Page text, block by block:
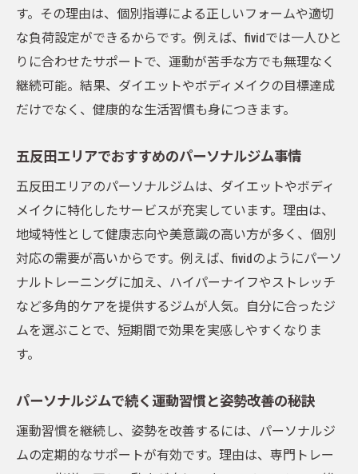
グの魅力
パーソナルジムで受ける個別指導と変化の
実感
西五反田エリアで話題のボディメイク法
パーソナルジムによる継続サポートと目標
ボディメイク成功者の体験談と実践ポイン
ト
リバウンドしにくいダイエットの実践法
パーソナルジムで学ぶリバウンド防止の秘
策
持続可能なダイエットはパーソナルジムが
鍵
リバウンドしにくい体質作りのパーソナル
ジム活用
五反田で効果的なリバウンド対策を実現
す。その理由は、個別指導による正しいフォームや適切
な負荷設定ができるからです。例えば、fividでは一人ひと
りに合わせたサポートで、運動が苦手な方でも無理なく
継続可能。結果、ダイエットやボディメイクの目標達成
だけでなく、健康的な生活習慣も身につきます。
五反田エリアでおすすめのパーソナルジム事情
五反田エリアのパーソナルジムは、ダイエットやボディ
メイクに特化したサービスが充実しています。理由は、
地域特性として健康志向や美意識の高い方が多く、個別
対応の需要が高いからです。例えば、fividのようにパーソ
ナルトレーニングに加え、ハイパーナイフやストレッチ
など多角的ケアを提供するジムが人気。自分に合ったジ
ムを選ぶことで、短期間で効果を実感しやすくなりま
す。
パーソナルジムで続く運動習慣と姿勢改善の秘訣
運動習慣を継続し、姿勢を改善するには、パーソナルジ
ムの定期的なサポートが有効です。理由は、専門トレー